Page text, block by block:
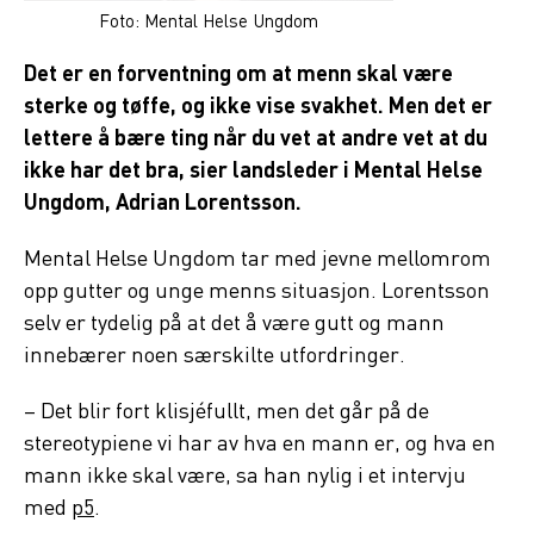
Foto: Mental Helse Ungdom
Det er en forventning om at menn skal være
sterke og tøffe, og ikke vise svakhet. Men det er
lettere å bære ting når du vet at andre vet at du
ikke har det bra, sier landsleder i Mental Helse
Ungdom, Adrian Lorentsson.
Mental Helse Ungdom tar med jevne mellomrom
opp gutter og unge menns situasjon. Lorentsson
selv er tydelig på at det å være gutt og mann
innebærer noen særskilte utfordringer.
– Det blir fort klisjéfullt, men det går på de
stereotypiene vi har av hva en mann er, og hva en
mann ikke skal være, sa han nylig i et intervju
med p5.